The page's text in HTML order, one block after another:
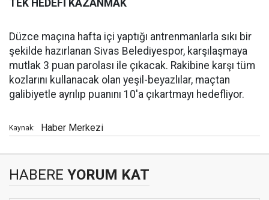
TEK HEDEFİ KAZANMAK
Düzce maçına hafta içi yaptığı antrenmanlarla sıkı bir
şekilde hazırlanan Sivas Belediyespor, karşılaşmaya
mutlak 3 puan parolası ile çıkacak. Rakibine karşı tüm
kozlarını kullanacak olan yeşil-beyazlılar, maçtan
galibiyetle ayrılıp puanını 10'a çıkartmayı hedefliyor.
Kaynak: Haber Merkezi
HABERE YORUM KAT